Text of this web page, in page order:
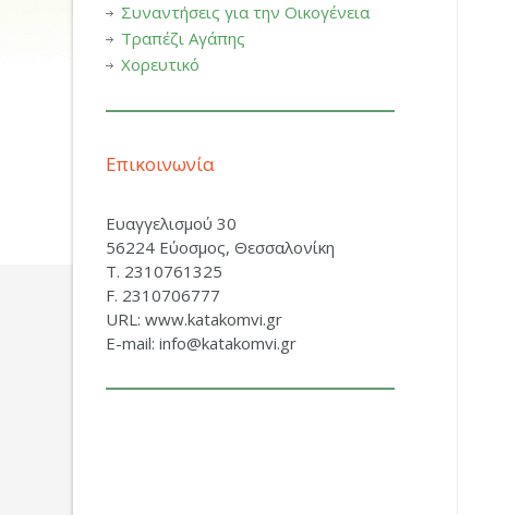
Συναντήσεις για την Οικογένεια
Τραπέζι Αγάπης
Χορευτικό
Επικοινωνία
Ευαγγελισμού 30
56224 Εύοσμος, Θεσσαλονίκη
Τ. 2310761325
F. 2310706777
URL: www.katakomvi.gr
E-mail: info@katakomvi.gr